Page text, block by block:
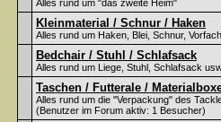
Alles rund um "das zweite Heim"
Kleinmaterial / Schnur / Haken
Alles rund um Haken, Blei, Schnur,
Bedchair / Stuhl / Schlafsack
Alles rund um Liege, Stuhl, Schlafsack
Taschen / Futterale /
Alles rund um die "Verpackung" des
(Benutzer im Forum aktiv: 1 Besucher)